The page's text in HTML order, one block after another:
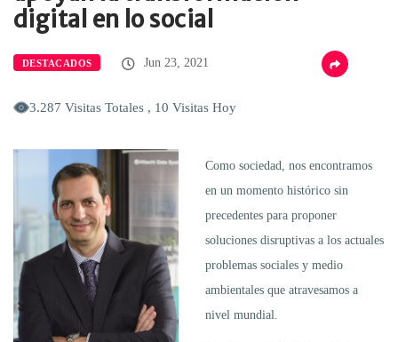
digital en lo social
DESTACADOS Jun 23, 2021
3.287 Visitas Totales , 10 Visitas Hoy
Como sociedad, nos encontramos
en un momento histórico sin
precedentes para proponer
soluciones disruptivas a los actuales
problemas sociales y medio
ambientales que atravesamos a
nivel mundial.